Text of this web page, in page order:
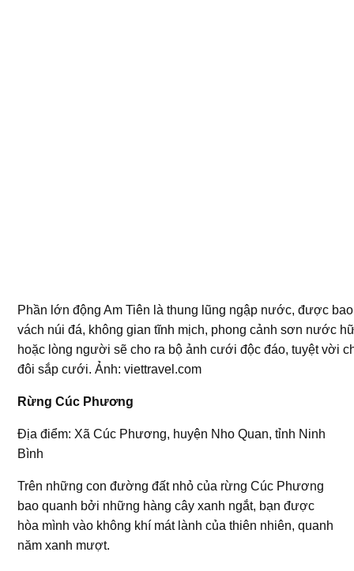
Phần lớn động Am Tiên là thung lũng ngập nước, được
vách núi đá, không gian tĩnh mịch, phong cảnh sơn nước
hoặc lòng người sẽ cho ra bộ ảnh cưới độc đáo, tuyệt vời
đôi sắp cưới. Ảnh: viettravel.com
Rừng Cúc Phương
Địa điểm: Xã Cúc Phương, huyện Nho Quan, tỉnh Ninh
Bình
Trên những con đường đất nhỏ của rừng Cúc Phương
bao quanh bởi những hàng cây xanh ngắt, bạn được
hòa mình vào không khí mát lành của thiên nhiên, quanh
năm xanh mượt.